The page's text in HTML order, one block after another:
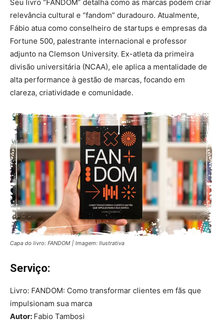
Seu livro “FANDOM” detalha como as marcas podem criar
relevância cultural e “fandom” duradouro. Atualmente,
Fábio atua como conselheiro de startups e empresas da
Fortune 500, palestrante internacional e professor
adjunto na Clemson University. Ex-atleta da primeira
divisão universitária (NCAA), ele aplica a mentalidade de
alta performance à gestão de marcas, focando em
clareza, criatividade e comunidade.
Capa do livro: FANDOM | Imagem: Ilustrativa
Serviço:
Livro: FANDOM: Como transformar clientes em fãs que
impulsionam sua marca
Autor: Fabio Tambosi